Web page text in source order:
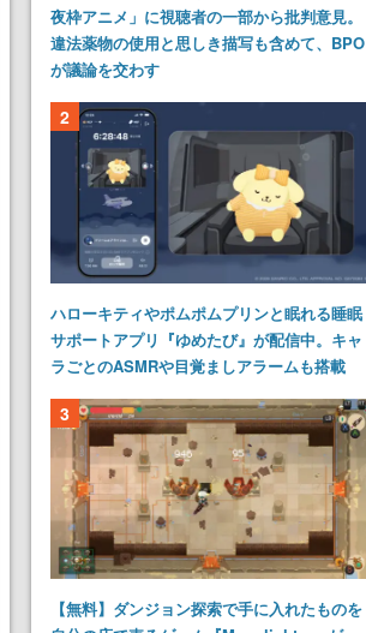
夜枠アニメ」に視聴者の一部から批判意見。
違法薬物の使用と思しき描写も含めて、BPO
が議論を交わす
2
ハローキティやポムポムプリンと眠れる睡眠
サポートアプリ『ゆめたび』が配信中。キャ
ラごとのASMRや目覚ましアラームも搭載
3
【無料】ダンジョン探索で手に入れたものを